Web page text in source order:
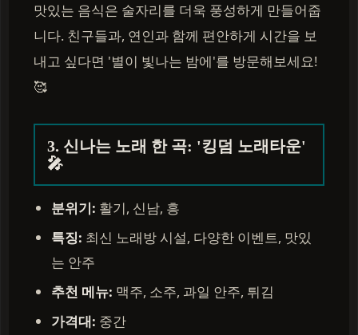
맛있는 음식은 술자리를 더욱 풍성하게 만들어줍
니다. 친구들과, 연인과 함께 편안하게 시간을 보
내고 싶다면 '별이 빛나는 밤에'를 방문해보세요!
🥰
3. 신나는 노래 한 곡: '킹덤 노래타운'
🎤
분위기: 활기, 신남, 흥
특징: 최신 노래방 시설, 다양한 이벤트, 맛있
는 안주
추천 메뉴: 맥주, 소주, 과일 안주, 튀김
가격대: 중간